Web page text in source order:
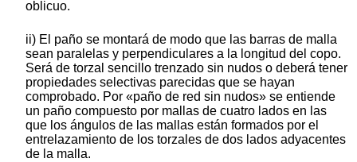
oblicuo.
ii) El paño se montará de modo que las barras de malla
sean paralelas y perpendiculares a la longitud del copo.
Será de torzal sencillo trenzado sin nudos o deberá tener
propiedades selectivas parecidas que se hayan
comprobado. Por «paño de red sin nudos» se entiende
un paño compuesto por mallas de cuatro lados en las
que los ángulos de las mallas están formados por el
entrelazamiento de los torzales de dos lados adyacentes
de la malla.